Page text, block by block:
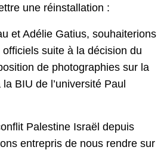
une réinstallation :
et Adélie Gatius, souhaiterions
suite à la décision du
de photographies sur la
BIU de l’université Paul
Palestine Israël depuis
entrepris de nous rendre sur